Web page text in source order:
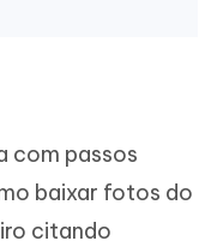
com passos
baixar fotos do
citando